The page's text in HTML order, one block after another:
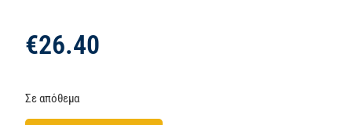
€26.40
Σε απόθεμα